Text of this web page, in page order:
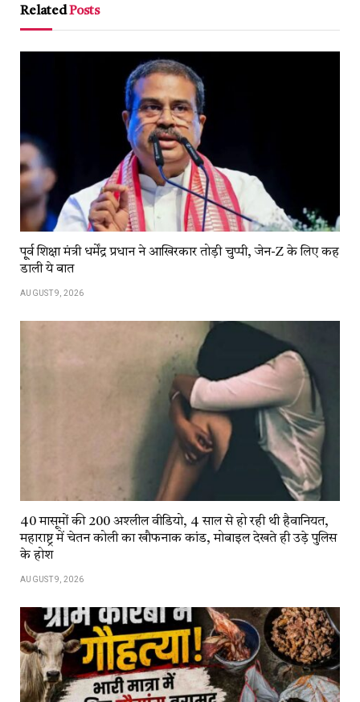
RelatedPosts
पू्र्व शिक्षा मंत्री धर्मेंद्र प्रधान ने आखिरकार तोड़ी चुप्पी, जेन-Z के लिए कह
डाली ये बात
AUGUST 9, 2026
40 मासूमों की 200 अश्लील वीडियो, 4 साल से हो रही थी हैवानियत,
महाराष्ट्र में चेतन कोली का खौफनाक कांड, मोबाइल देखते ही उड़े पुलिस
के होश
AUGUST 9, 2026